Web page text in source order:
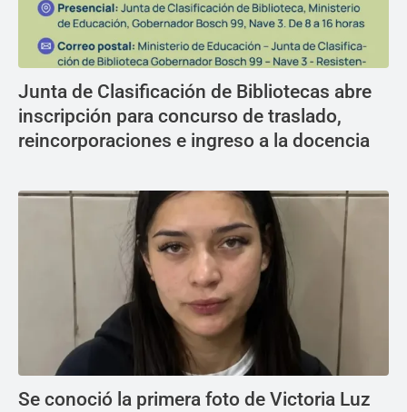
Junta de Clasificación de Bibliotecas abre
inscripción para concurso de traslado,
reincorporaciones e ingreso a la docencia
Se conoció la primera foto de Victoria Luz